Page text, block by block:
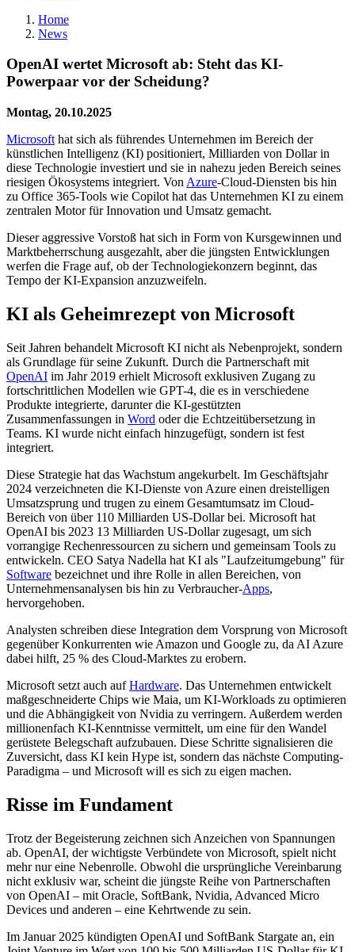
Home
News
OpenAI wertet Microsoft ab: Steht das KI-
Powerpaar vor der Scheidung?
Montag, 20.10.2025
Microsoft hat sich als führendes Unternehmen im Bereich der
künstlichen Intelligenz (KI) positioniert, Milliarden von Dollar in
diese Technologie investiert und sie in nahezu jeden Bereich seines
riesigen Ökosystems integriert. Von Azure-Cloud-Diensten bis hin
zu Office 365-Tools wie Copilot hat das Unternehmen KI zu einem
zentralen Motor für Innovation und Umsatz gemacht.
Dieser aggressive Vorstoß hat sich in Form von Kursgewinnen und
Marktbeherrschung ausgezahlt, aber die jüngsten Entwicklungen
werfen die Frage auf, ob der Technologiekonzern beginnt, das
Tempo der KI-Expansion anzuzweifeln.
KI als Geheimrezept von Microsoft
Seit Jahren behandelt Microsoft KI nicht als Nebenprojekt, sondern
als Grundlage für seine Zukunft. Durch die Partnerschaft mit
OpenAI im Jahr 2019 erhielt Microsoft exklusiven Zugang zu
fortschrittlichen Modellen wie GPT-4, die es in verschiedene
Produkte integrierte, darunter die KI-gestützten
Zusammenfassungen in Word oder die Echtzeitübersetzung in
Teams. KI wurde nicht einfach hinzugefügt, sondern ist fest
integriert.
Diese Strategie hat das Wachstum angekurbelt. Im Geschäftsjahr
2024 verzeichneten die KI-Dienste von Azure einen dreistelligen
Umsatzsprung und trugen zu einem Gesamtumsatz im Cloud-
Bereich von über 110 Milliarden US-Dollar bei. Microsoft hat
OpenAI bis 2023 13 Milliarden US-Dollar zugesagt, um sich
vorrangige Rechenressourcen zu sichern und gemeinsam Tools zu
entwickeln. CEO Satya Nadella hat KI als "Laufzeitumgebung" für
Software bezeichnet und ihre Rolle in allen Bereichen, von
Unternehmensanalysen bis hin zu Verbraucher-Apps,
hervorgehoben.
Analysten schreiben diese Integration dem Vorsprung von Microsoft
gegenüber Konkurrenten wie Amazon und Google zu, da AI Azure
dabei hilft, 25 % des Cloud-Marktes zu erobern.
Microsoft setzt auch aufHardware. Das Unternehmen entwickelt
maßgeschneiderte Chips wie Maia, um KI-Workloads zu optimieren
und die Abhängigkeit von Nvidia zu verringern. Außerdem werden
millionenfach KI-Kenntnisse vermittelt, um eine für den Wandel
gerüstete Belegschaft aufzubauen. Diese Schritte signalisieren die
Zuversicht, dass KI kein Hype ist, sondern das nächste Computing-
Paradigma – und Microsoft will es sich zu eigen machen.
Risse im Fundament
Trotz der Begeisterung zeichnen sich Anzeichen von Spannungen
ab. OpenAI, der wichtigste Verbündete von Microsoft, spielt nicht
mehr nur eine Nebenrolle. Obwohl die ursprüngliche Vereinbarung
nicht exklusiv war, scheint die jüngste Reihe von Partnerschaften
von OpenAI – mit Oracle, SoftBank, Nvidia, Advanced Micro
Devices und anderen – eine Kehrtwende zu sein.
Im Januar 2025 kündigten OpenAI und SoftBank Stargate an, ein